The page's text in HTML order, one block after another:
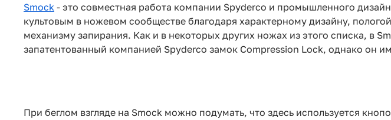
Smock - это совместная работа компании Spyderco и промышленного
культовым в ножевом сообществе благодаря характерному дизайну,
механизму запирания. Как и в некоторых других ножах из этого списка, в
запатентованный компанией Spyderco замок Compression Lock, однако он
При беглом взгляде на Smock можно подумать, что здесь используется